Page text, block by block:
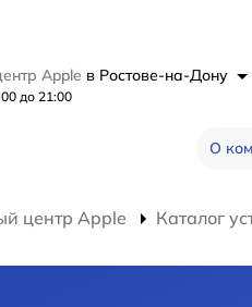
Apple в Ростове-на-Дону
до 21:00
О
центр Apple Каталог